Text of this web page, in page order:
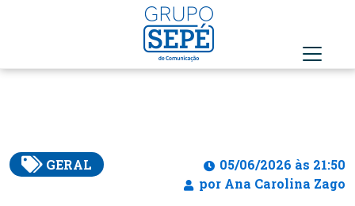
GERAL
05/06/2026 às 21:50
por Ana Carolina Zago